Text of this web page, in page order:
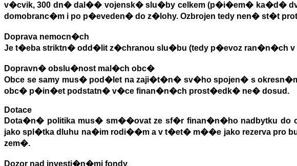
v�cvik, 300 dn� dal�� vojensk� slu�by celkem (p�i�em� ka�d�
domobranc�m i po p�eveden� do z�lohy. Ozbrojen tedy nen� st�t
Doprava nemocn�ch
Je t�eba striktn� odd�lit z�chranou slu�bu (tedy p�evoz ran�n�ch v
Dopravn� obslu�nost mal�ch obc�
Obce se samy mus� pod�let na zaji�t�n� sv�ho spojen� s
obc� p�in�et podstatn� v�ce finan�n�ch prost�edk� ne� dosud.
Dotace
Dota�n� politika mus� sm��ovat ze sf�r finan�n�ho nadbytku do
jako spl�tka dluhu na�im rodi��m a v t�et� m��e jako rezerva
zem�.
Dozor nad investi�n�mi fondy